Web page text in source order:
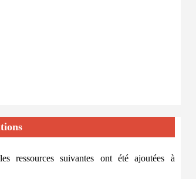
ressources suivantes ont été ajoutées à